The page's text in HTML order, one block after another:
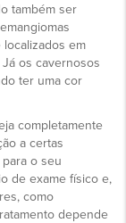
também ser
em
os cavernosos
ter uma cor
completamente
a certas
o seu
de exame físico e,
como
depende